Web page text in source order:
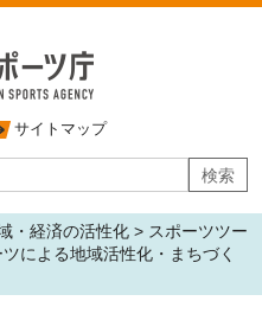
サイトマップ
・経済の活性化 > スポーツツー
による地域活性化・まちづく